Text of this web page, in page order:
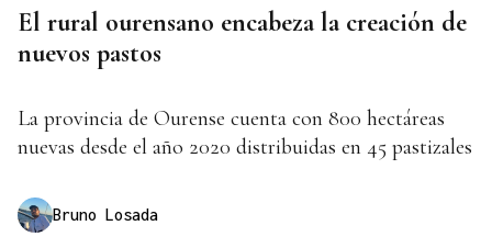
El rural ourensano encabeza la creación de
nuevos pastos
La provincia de Ourense cuenta con 800 hectáreas
nuevas desde el año 2020 distribuidas en 45 pastizales
Bruno Losada